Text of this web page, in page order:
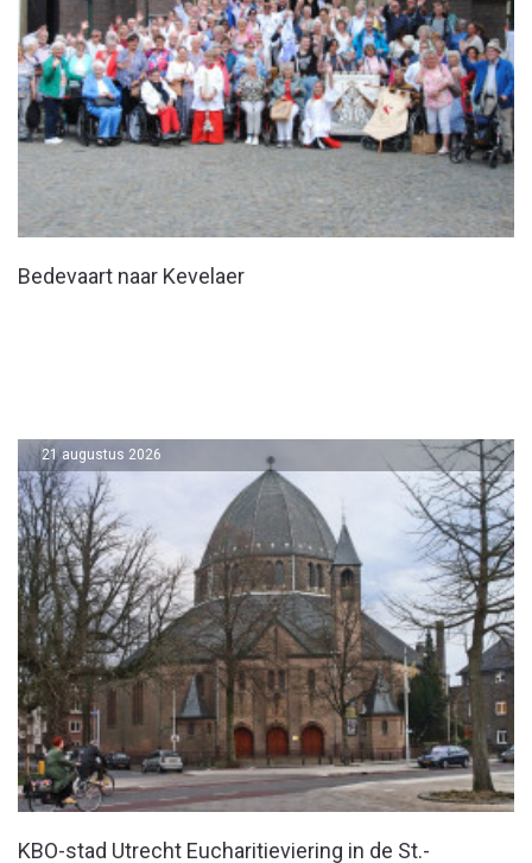
Bedevaart naar Kevelaer
KBO-stad Utrecht Eucharitieviering in de St.-
21 augustus 2026